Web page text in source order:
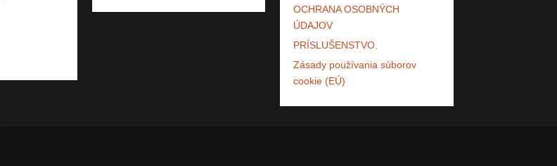
OCHRANA OSOBNÝCH
ÚDAJOV
PRÍSLUŠENSTVO.
Zásady používania súborov
cookie (EÚ)